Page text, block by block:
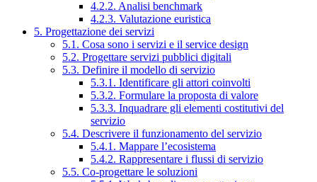
4.2.2. Analisi benchmark
4.2.3. Valutazione euristica
5. Progettazione dei servizi
5.1. Cosa sono i servizi e il service design
5.2. Progettare servizi pubblici digitali
5.3. Definire il modello di servizio
5.3.1. Identificare gli attori coinvolti
5.3.2. Formulare la proposta di valore
5.3.3. Inquadrare gli elementi costitutivi del
servizio
5.4. Descrivere il funzionamento del servizio
5.4.1. Mappare l’ecosistema
5.4.2. Rappresentare i flussi di servizio
5.5. Co-progettare le soluzioni